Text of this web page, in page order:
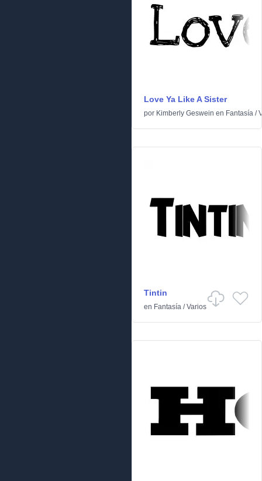
Love Ya Like A Sister
por Kimberly Geswein en Fantasía /
Tintin
en Fantasía /Varios